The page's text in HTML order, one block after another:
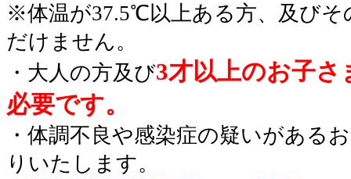
※体温が37.5℃以上ある方、及びそ
だけません。
・大人の方及び3才以上のお子さ
必要です。
・体調不良や感染症の疑いがある
りいたします。